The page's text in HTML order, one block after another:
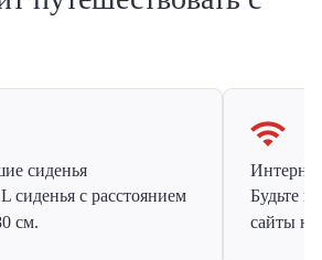
сиденья
с расстоянием
см.
Будьте
сайты на